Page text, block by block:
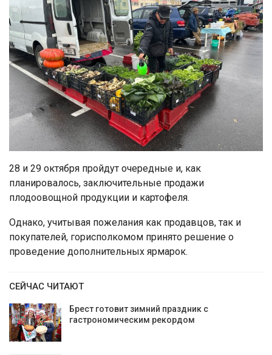
28 и 29 октября пройдут очередные и, как
планировалось, заключительные продажи
плодоовощной продукции и картофеля.
Однако, учитывая пожелания как продавцов, так и
покупателей, горисполкомом принято решение о
проведение дополнительных ярмарок.
СЕЙЧАС ЧИТАЮТ
Брест готовит зимний праздник с
гастрономическим рекордом